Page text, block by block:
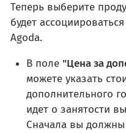
Теперь выберите
будет
Agoda.
В поле "Цена за
можете указать
дополнительного
идет о занятости
Сначала вы должны